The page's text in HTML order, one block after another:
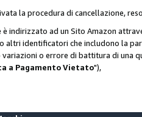
la procedura di cancellazione,
indirizzato ad un Sito Amazon
identificatori che includono la
o errore di battitura di una
a Pagamento Vietato"),